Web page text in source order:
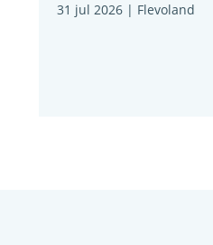
31 jul 2026| Flevoland